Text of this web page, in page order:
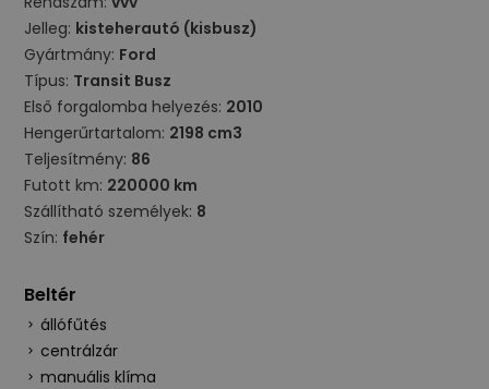
Jelleg: kisteherautó (kisbusz)
Gyártmány: Ford
Típus: Transit Busz
Első forgalomba helyezés: 2010
Hengerűrtartalom: 2198 cm3
Teljesítmény: 86
Futott km: 220000 km
Szállítható személyek: 8
Szín: fehér
Beltér
állófűtés
centrálzár
manuális klíma